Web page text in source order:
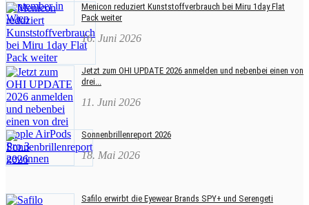
Menicon reduziert Kunststoffverbrauch bei Miru 1day Flat
Pack weiter
16. Juni 2026
Jetzt zum OHI UPDATE 2026 anmelden und nebenbei einen von
drei...
11. Juni 2026
Sonnenbrillenreport 2026
18. Mai 2026
Safilo erwirbt die Eyewear Brands SPY+ und Serengeti